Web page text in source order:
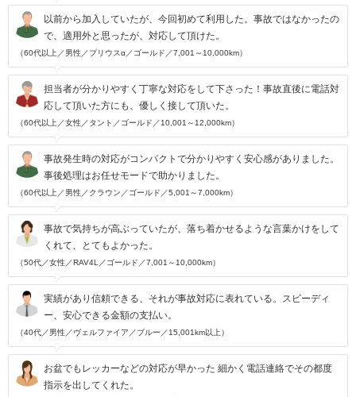
以前から加入していたが、今回初めて利用した。事故ではなかったの
で、適用外と思ったが、対応して頂けた。
（60代以上／男性／プリウスα／ゴールド／7,001～10,000km）
担当者が分かりやすく丁寧な対応をして下さった！事故直後に電話対
応して頂いた方にも、優しく接して頂いた。
（60代以上／女性／タント／ゴールド／10,001～12,000km）
事故発生時の対応がコンパクトで分かりやすく安心感がありました。
事後処理はお任せモードで助かりました。
（60代以上／男性／クラウン／ゴールド／5,001～7,000km）
事故で気持ちが高ぶっていたが、落ち着かせるような言葉かけをして
くれて、とてもよかった。
（50代／女性／RAV4L／ゴールド／7,001～10,000km）
実績があり信頼できる、それが事故対応に表れている。スピーディ
ー、安心できる金額の支払い。
（40代／男性／ヴェルファイア／ブルー／15,001km以上）
お盆でもレッカーなどの対応が早かった 細かく電話連絡でその都度
指示を出してくれた。